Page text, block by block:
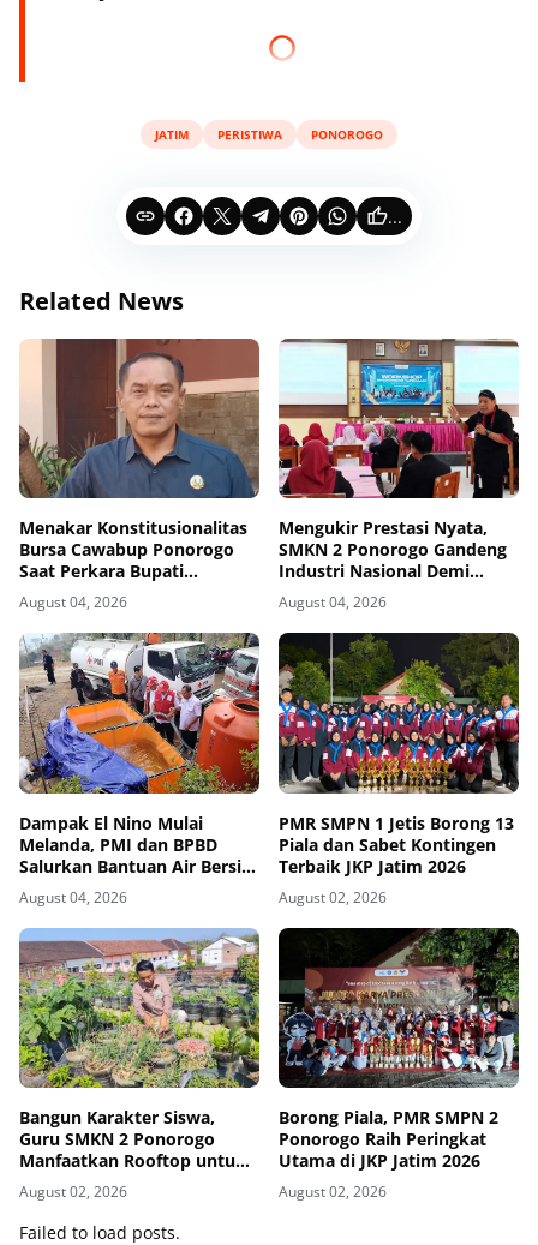
JATIM PERISTIWA PONOROGO
...
Related News
Menakar Konstitusionalitas
Bursa Cawabup Ponorogo
Saat Perkara Bupati
Nonaktif Belum Inkrah
August 04, 2026
Mengukir Prestasi Nyata,
SMKN 2 Ponorogo Gandeng
Industri Nasional Demi
Sesuaikan Kurikulum
dengan Kebutuhan Dunia
Kerja
August 04, 2026
Dampak El Nino Mulai
Melanda, PMI dan BPBD
Salurkan Bantuan Air Bersih
ke Desa Terdampak di
Ponorogo
August 04, 2026
PMR SMPN 1 Jetis Borong 13
Piala dan Sabet Kontingen
Terbaik JKP Jatim 2026
August 02, 2026
Bangun Karakter Siswa,
Guru SMKN 2 Ponorogo
Manfaatkan Rooftop untuk
Ketahanan Pangan
August 02, 2026
Borong Piala, PMR SMPN 2
Ponorogo Raih Peringkat
Utama di JKP Jatim 2026
August 02, 2026
Failed to load posts.